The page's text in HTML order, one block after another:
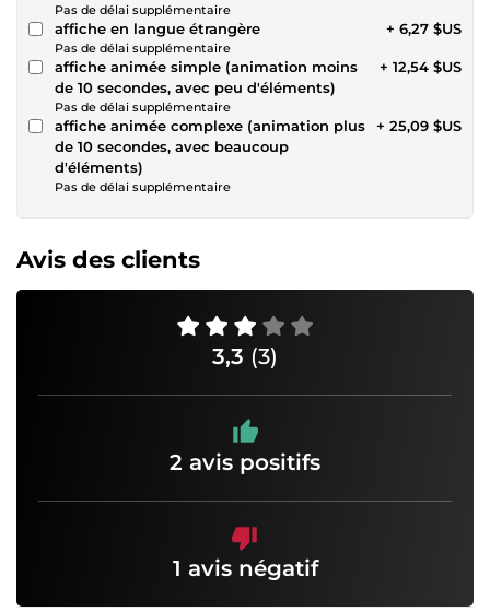
Pas de délai supplémentaire
affiche en langue étrangère
Pas de délai supplémentaire
+ 6,27 $US
affiche animée simple (animation moins
de 10 secondes, avec peu d'éléments)
Pas de délai supplémentaire
+ 12,54 $US
affiche animée complexe (animation plus
de 10 secondes, avec beaucoup
d'éléments)
Pas de délai supplémentaire
+ 25,09 $US
Avis des clients
3,3 (3)
2 avis positifs
1 avis négatif